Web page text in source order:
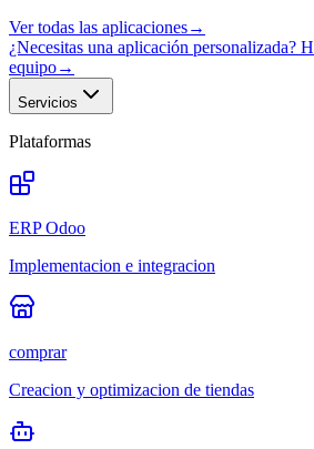
Ver todas las aplicaciones→
¿Necesitas una aplicación personalizada?
equipo→
Servicios
Plataformas
ERP Odoo
Implementacion e integracion
comprar
Creacion y optimizacion de tiendas